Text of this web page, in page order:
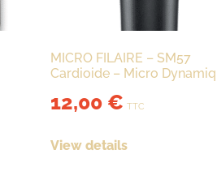
MICRO FILAIRE – SM57
Cardioide – Micro
12,00 € TTC
View details